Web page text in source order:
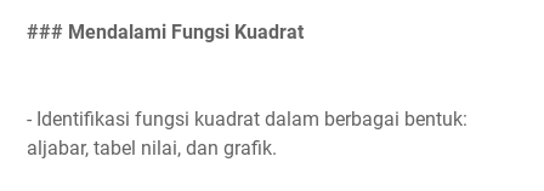
### Mendalami Fungsi Kuadrat
- Identifikasi fungsi kuadrat dalam berbagai bentuk:
aljabar, tabel nilai, dan grafik.